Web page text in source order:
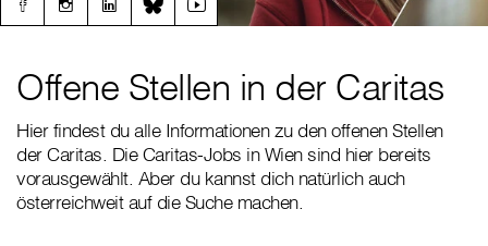
Offene Stellen in der Caritas
Hier findest du alle Informationen zu den offenen Stellen
der Caritas. Die Caritas-Jobs in Wien sind hier bereits
vorausgewählt. Aber du kannst dich natürlich auch
österreichweit auf die Suche machen.